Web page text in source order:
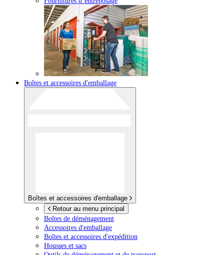
Boîtes et accessoires d'emballage
Boîtes et accessoires d'emballage
Retour au menu principal
Boîtes de déménagement
Accessoires d'emballage
Boîtes et accessoires d'expédition
Housses et sacs